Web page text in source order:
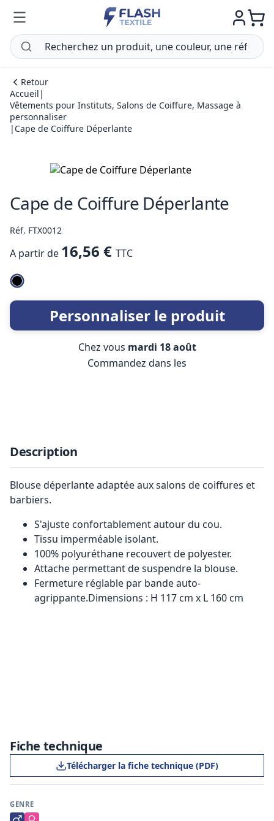
Retour
Accueil |
Vêtements pour Instituts, Salons de Coiffure, Massage à
personnaliser
| Cape de Coiffure Déperlante
Cape de Coiffure Déperlante
Réf. FTX0012
A partir de 16,56 € TTC
Personnaliser le produit
Chez vous mardi 18 août
Commandez dans les
Description
Blouse déperlante adaptée aux salons de coiffures et
barbiers.
S'ajuste confortablement autour du cou.
Tissu imperméable isolant.
100% polyuréthane recouvert de polyester.
Attache permettant de suspendre la blouse.
Fermeture réglable par bande auto-
agrippante.Dimensions : H 117 cm x L 160 cm
Fiche technique
Télécharger la fiche technique (PDF)
GENRE